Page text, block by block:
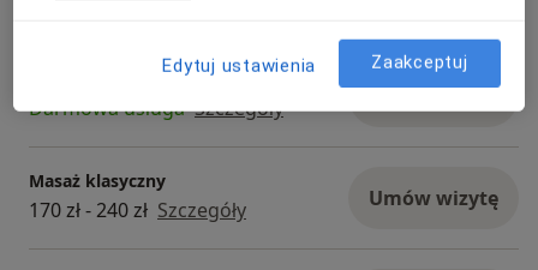
Konsultacja online
Darmowa usługa Szczegóły Umów wizytę
Masaż klasyczny
170 zł - 240 zł Szczegóły Umów wizytę
Edytuj ustawienia Zaakceptuj